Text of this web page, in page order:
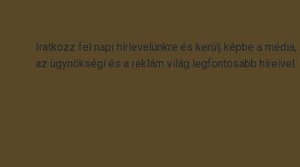
Iratkozz fel napi hírlevelünkre és kerülj képbe a média,
az ügynökségi és a reklám világ legfontosabb híreivel.